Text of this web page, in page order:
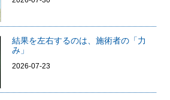
結果を左右するのは、施術者の「力
み」
2026-07-23